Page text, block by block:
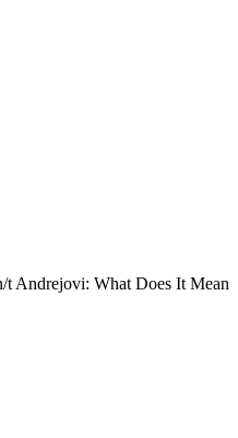
t Andrejovi: What Does It Mean